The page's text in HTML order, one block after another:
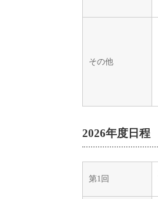
その他
2026年度日程
第1回